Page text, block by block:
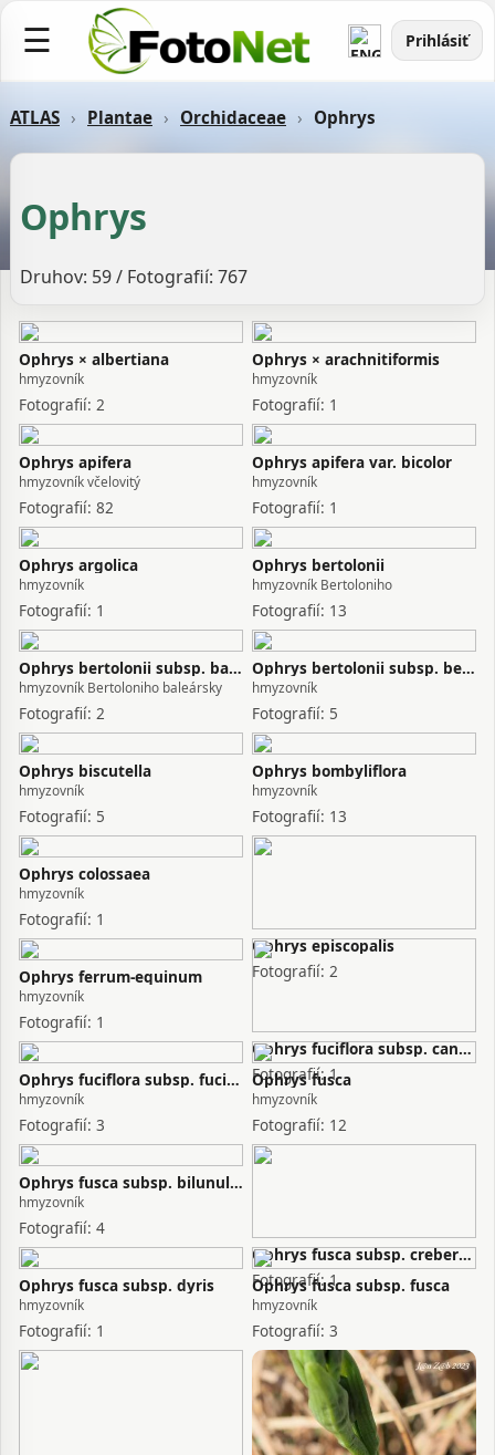
☰ Prihlásiť
ATLAS › Plantae › Orchidaceae › Ophrys
Ophrys
Druhov: 59 / Fotografií: 767
Ophrys × albertiana
hmyzovník
Fotografií: 2
Ophrys × arachnitiformis
hmyzovník
Fotografií: 1
Ophrys apifera
hmyzovník včelovitý
Fotografií: 82
Ophrys apifera var. bicolor
hmyzovník
Fotografií: 1
Ophrys argolica
hmyzovník
Fotografií: 1
Ophrys bertolonii
hmyzovník Bertoloniho
Fotografií: 13
Ophrys bertolonii subsp. balearica
hmyzovník Bertoloniho baleársky
Fotografií: 2
Ophrys bertolonii subsp. bertoloniiformis
hmyzovník
Fotografií: 5
Ophrys biscutella
hmyzovník
Fotografií: 5
Ophrys bombyliflora
hmyzovník
Fotografií: 13
Ophrys colossaea
hmyzovník
Fotografií: 1
Ophrys episcopalis
Fotografií: 2
Ophrys ferrum-equinum
hmyzovník
Fotografií: 1
Ophrys fuciflora subsp. candica
Fotografií: 1
Ophrys fuciflora subsp. fuciflora
hmyzovník
Fotografií: 3
Ophrys fusca
hmyzovník
Fotografií: 12
Ophrys fusca subsp. bilunulata
hmyzovník
Fotografií: 4
Ophrys fusca subsp. creberrima
Fotografií: 1
Ophrys fusca subsp. dyris
hmyzovník
Fotografií: 1
Ophrys fusca subsp. fusca
hmyzovník
Fotografií: 3